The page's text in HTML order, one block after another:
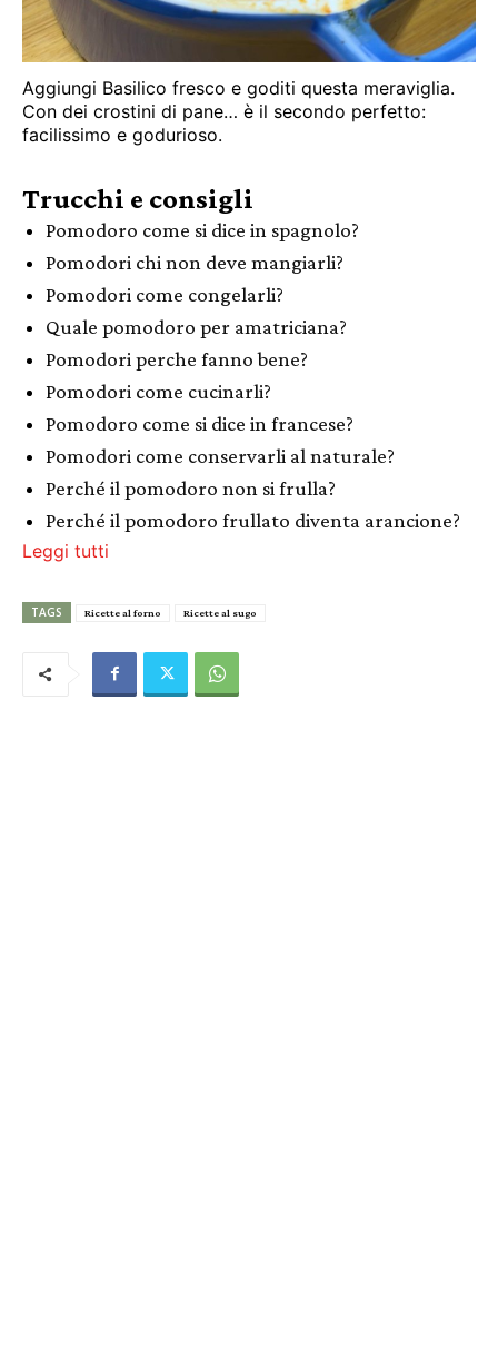
Aggiungi Basilico fresco e goditi questa meraviglia.
Con dei crostini di pane… è il secondo perfetto:
facilissimo e godurioso.
Trucchi e consigli
Pomodoro come si dice in spagnolo?
Pomodori chi non deve mangiarli?
Pomodori come congelarli?
Quale pomodoro per amatriciana?
Pomodori perche fanno bene?
Pomodori come cucinarli?
Pomodoro come si dice in francese?
Pomodori come conservarli al naturale?
Perché il pomodoro non si frulla?
Perché il pomodoro frullato diventa arancione?
Leggi tutti
TAGS Ricette al forno Ricette al sugo